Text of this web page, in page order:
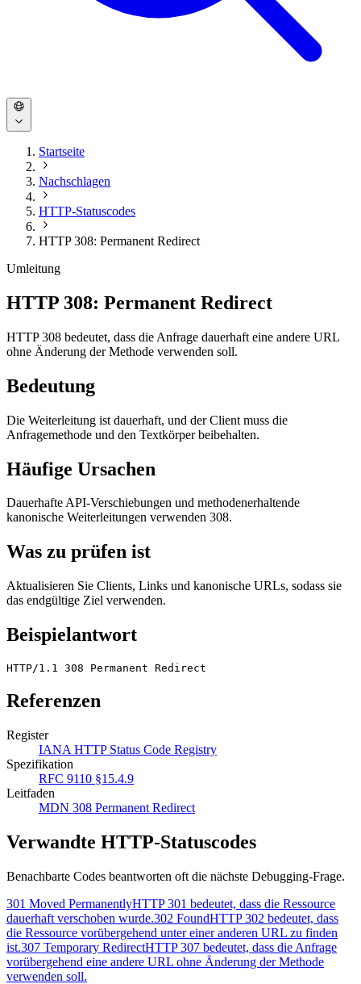
Startseite
Nachschlagen
HTTP-Statuscodes
HTTP 308: Permanent Redirect
Umleitung
HTTP 308: Permanent Redirect
HTTP 308 bedeutet, dass die Anfrage dauerhaft eine andere URL
ohne Änderung der Methode verwenden soll.
Bedeutung
Die Weiterleitung ist dauerhaft, und der Client muss die
Anfragemethode und den Textkörper beibehalten.
Häufige Ursachen
Dauerhafte API-Verschiebungen und methodenerhaltende
kanonische Weiterleitungen verwenden 308.
Was zu prüfen ist
Aktualisieren Sie Clients, Links und kanonische URLs, sodass sie
das endgültige Ziel verwenden.
Beispielantwort
HTTP/1.1 308 Permanent Redirect
Referenzen
Register
IANA HTTP Status Code Registry
Spezifikation
RFC 9110 §15.4.9
Leitfaden
MDN 308 Permanent Redirect
Verwandte HTTP-Statuscodes
Benachbarte Codes beantworten oft die nächste Debugging-Frage.
301 Moved PermanentlyHTTP 301 bedeutet, dass die Ressource
dauerhaft verschoben wurde.302 FoundHTTP 302 bedeutet, dass
die Ressource vorübergehend unter einer anderen URL zu finden
ist.307 Temporary RedirectHTTP 307 bedeutet, dass die Anfrage
vorübergehend eine andere URL ohne Änderung der Methode
verwenden soll.